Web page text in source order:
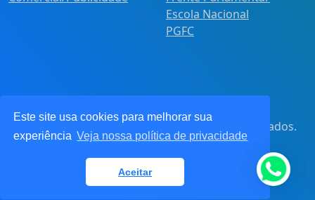
Este site usa cookies para melhorar sua
experiência Veja nossa política de privacidade
Aceitar
Escola Nacional
PGFC
Pot&Pracy
. Todos os direitos reservados.
CNPJ: 62.360.268.0001/91